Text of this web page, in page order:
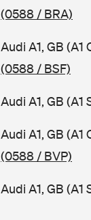
(0588 / BRA)
Audi A1, GB (A1
(0588 / BSF)
Audi A1, GB (A1
Audi A1, GB (A1
(0588 / BVP)
Audi A1, GB (A1